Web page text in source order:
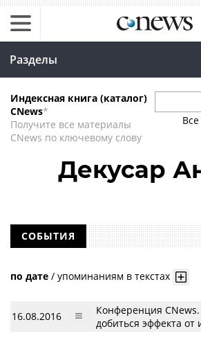
Разделы
Индексная книга (каталог)
CNews*
Получите все материалы
CNews по ключевому слову
Декусар
СОБЫТИЯ
по дате / упоминаниям в текстах
16.08.2016
Конференция CNews.
добиться эффекта от